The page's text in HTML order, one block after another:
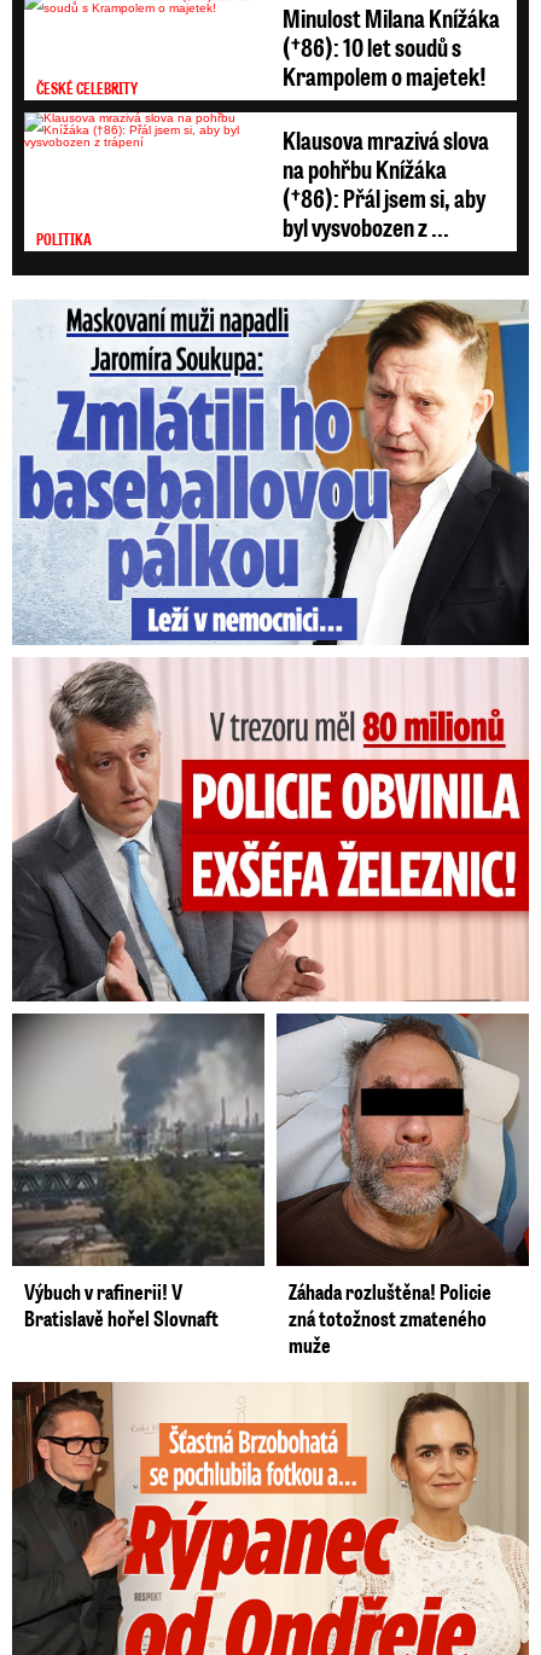
ČESKÉ CELEBRITY
Minulost Milana Knížáka
(†86): 10 let soudů s
Krampolem o majetek!
POLITIKA
Klausova mrazivá slova
na pohřbu Knížáka
(†86): Přál jsem si, aby
byl vysvobozen z ...
Maskovaní muži napadli Jaromíra Soukupa: Krvavá nakládačka
V trezoru měl 80 milionů: Policie obvinila exšéfa železnic!
Výbuch v rafinerii! V
Bratislavě hořel Slovnaft
Záhada rozluštěna! Policie
zná totožnost zmateného
muže
Šťastná Brzobohatá se pochlubila fotkou: Rýpanec od Ondřeje